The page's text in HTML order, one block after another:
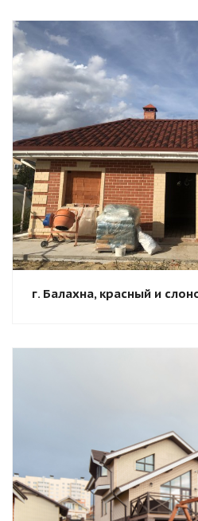
Смотреть
г. Балахна, красный и